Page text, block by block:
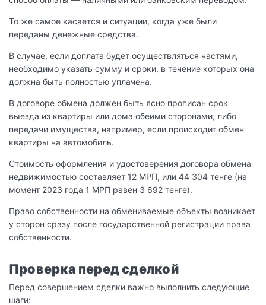
То же самое касается и ситуации, когда уже были
переданы денежные средства.
В случае, если доплата будет осуществляться частями,
необходимо указать сумму и сроки, в течение которых она
должна быть полностью уплачена.
В договоре обмена должен быть ясно прописан срок
выезда из квартиры или дома обеими сторонами, либо
передачи имущества, например, если происходит обмен
квартиры на автомобиль.
Стоимость оформления и удостоверения договора обмена
недвижимостью составляет 12 МРП, или 44 304 тенге (на
момент 2023 года 1 МРП равен 3 692 тенге).
Право собственности на обмениваемые объекты возникает
у сторон сразу после государственной регистрации права
собственности.
Проверка перед сделкой
Перед совершением сделки важно выполнить следующие
шаги: